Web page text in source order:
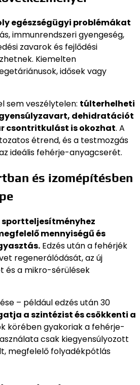
egészségügyi problémákat
immunrendszeri gyengeség,
zavarok és fejlődési
Kiemelten
idősek vagy
sem veszélytelen: túlterhelheti
dehidratációt
csontritkulást is okozhat. A
étrend, és a testmozgás
ideális fehérje-anyagcserét.
és izomépítésben
sportteljesítményhez
mennyiségű és
Edzés után a fehérjék
regenerálódását, az új
és a mikro-sérülések
– például edzés után 30
a szintézist és csökkenti a
körében gyakoriak a fehérje-
csak kiegyensúlyozott
megfelelő folyadékpótlás